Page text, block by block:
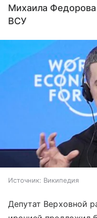
Михаила
ВСУ
Источник: Википедия
Депутат Верховной